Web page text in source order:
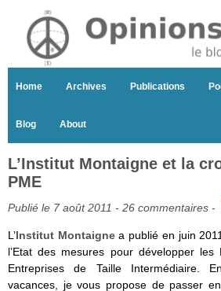
Home Archives Publications
Blog About
L’Institut Montaigne et la
PME
Publié le 7 août 2011 - 26 commentaires -
L’Institut Montaignea publié en juin
l’Etat des mesures pour développer
Entreprises de Taille Intermédiaire.
vacances, je vous propose de passer